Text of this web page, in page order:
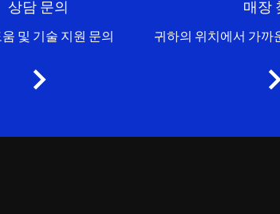
상담 문의
및 기술 지원 문의
매장
귀하의 위치에서 가까